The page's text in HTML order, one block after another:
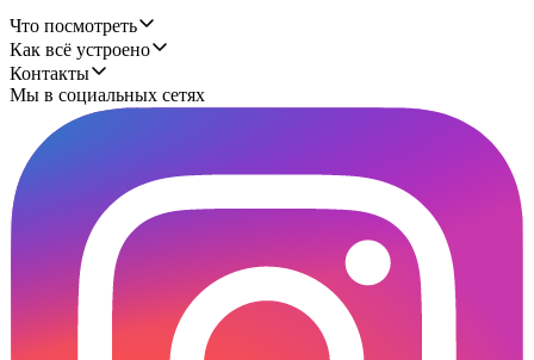
Что посмотреть
Как всё устроено
Контакты
Мы в социальных сетях